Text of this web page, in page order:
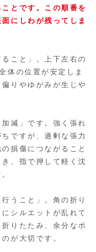
とです。この順番を
にしわが残ってしま
こと」。上下左右の
体の位置が安定しま
りやゆがみが生じや
減」です。強く張れ
ですが、過剰な張力
損傷につながること
、指で押して軽く沈
うこと」。角の折り
シルエットが乱れて
りたたみ、余分なボ
が大切です。